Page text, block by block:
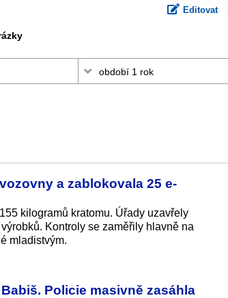
Editovat
a zablokovala 25 e-
kilogramů kratomu. Úřady uzavřely
Kontroly se zaměřily hlavně na
mladistvým.
Policie masivně zasáhla